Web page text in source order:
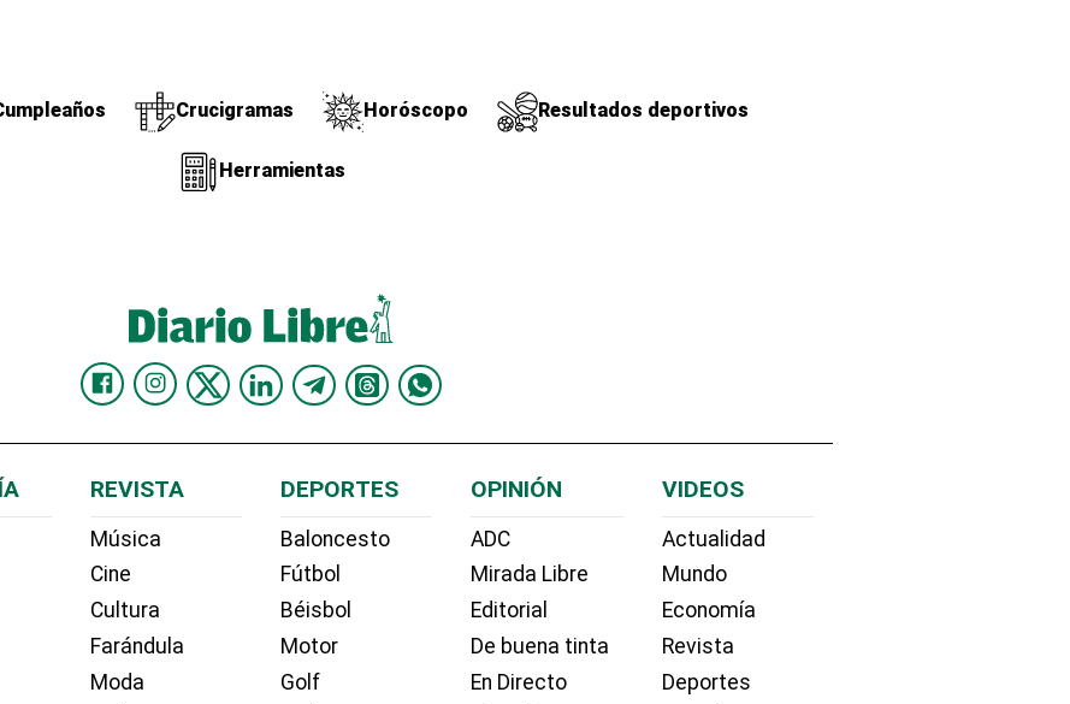
Crucigramas Horóscopo Resultados deportivos
Herramientas
REVISTA
Música
Cine
Cultura
Farándula
Moda
DEPORTES
Baloncesto
Fútbol
Béisbol
Motor
Golf
OPINIÓN
ADC
Mirada Libre
Editorial
De buena tinta
En Directo
VIDEOS
Actualidad
Mundo
Economía
Revista
Deportes